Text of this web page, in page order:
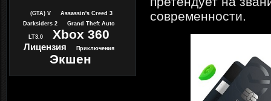
(GTA) V
Assassin's Creed 3
Darksiders 2
Grand Theft Auto
LT3.0 Xbox 360
Лицензия Приключения
Экшен
современности.